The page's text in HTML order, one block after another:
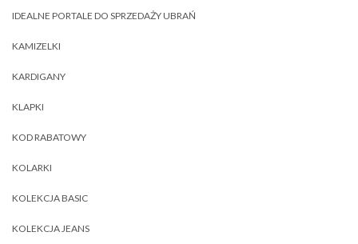
IDEALNE PORTALE DO SPRZEDAŻY UBRAŃ
KAMIZELKI
KARDIGANY
KLAPKI
KOD RABATOWY
KOLARKI
KOLEKCJA BASIC
KOLEKCJA JEANS